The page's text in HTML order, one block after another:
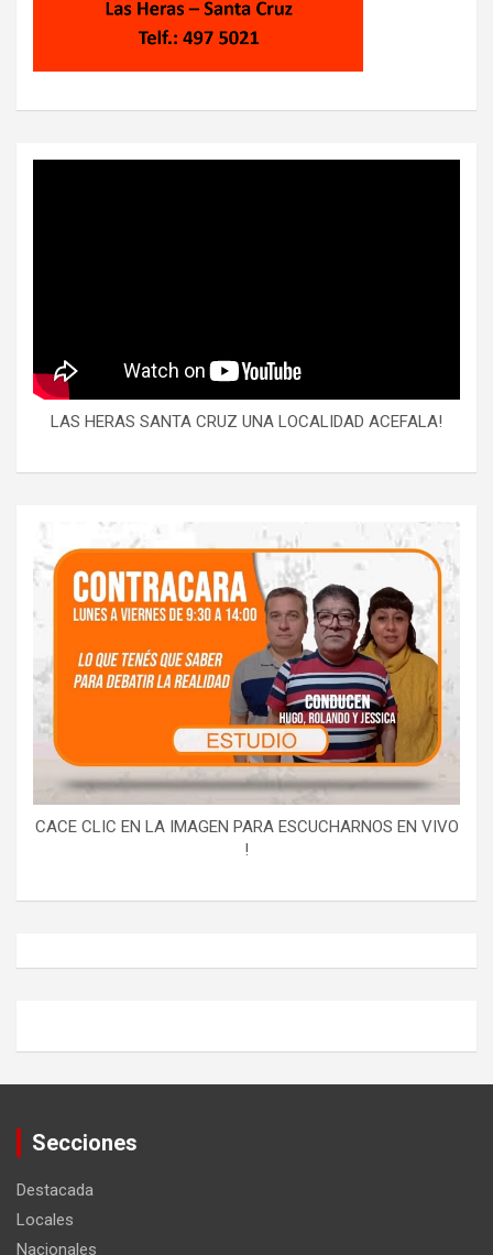
LAS HERAS SANTA CRUZ UNA LOCALIDAD ACEFALA!
CACE CLIC EN LA IMAGEN PARA ESCUCHARNOS EN VIVO
!
Secciones
Destacada
Locales
Nacionales